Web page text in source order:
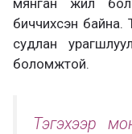
мянган жил
биччихсэн байна.
судлан
боломжтой.
Тэгэхээр